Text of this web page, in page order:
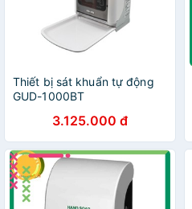
Thiết bị sát khuẩn tự động
GUD-1000BT
3.125.000 đ